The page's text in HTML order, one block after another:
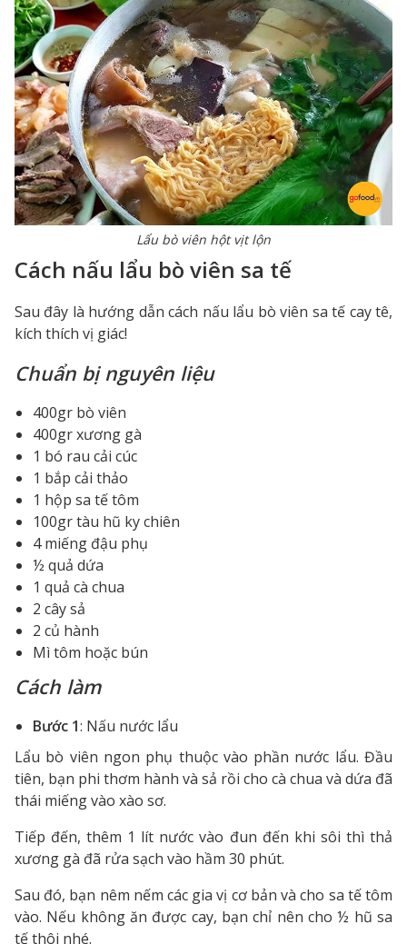
Lẩu bò viên hột vịt lộn
Cách nấu lẩu bò viên sa tế
Sau đây là hướng dẫn cách nấu lẩu bò viên sa tế cay tê,
kích thích vị giác!
Chuẩn bị nguyên liệu
400gr bò viên
400gr xương gà
1 bó rau cải cúc
1 bắp cải thảo
1 hộp sa tế tôm
100gr tàu hũ ky chiên
4 miếng đậu phụ
½ quả dứa
1 quả cà chua
2 cây sả
2 củ hành
Mì tôm hoặc bún
Cách làm
Bước 1: Nấu nước lẩu
Lẩu bò viên ngon phụ thuộc vào phần nước lẩu. Đầu
tiên, bạn phi thơm hành và sả rồi cho cà chua và dứa đã
thái miếng vào xào sơ.
Tiếp đến, thêm 1 lít nước vào đun đến khi sôi thì thả
xương gà đã rửa sạch vào hầm 30 phút.
Sau đó, bạn nêm nếm các gia vị cơ bản và cho sa tế tôm
vào. Nếu không ăn được cay, bạn chỉ nên cho ½ hũ sa
tế thôi nhé.